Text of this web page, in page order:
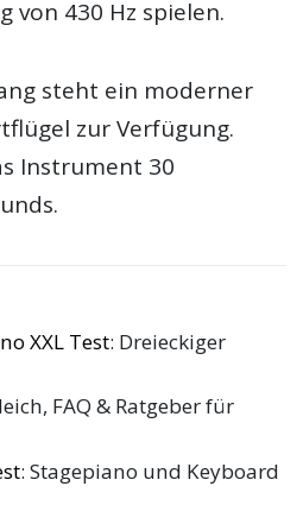
von 430 Hz spielen.
steht ein moderner
zur Verfügung.
Instrument 30
XXL Test: Dreieckiger
FAQ & Ratgeber für
: Stagepiano und Keyboard